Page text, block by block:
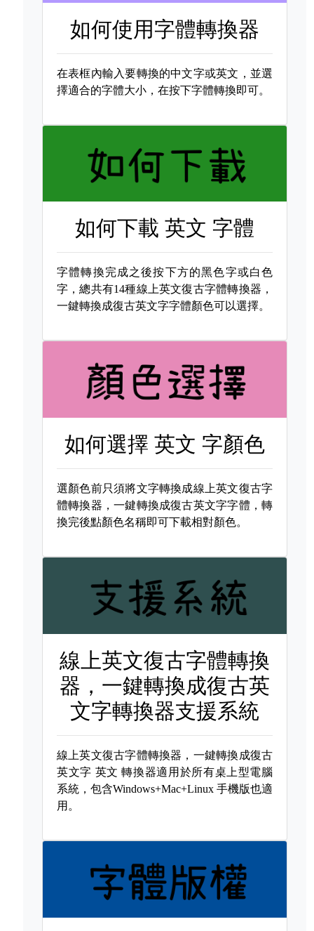
如何使用字體轉換器
在表框內輸入要轉換的中文字或英文，並選
擇適合的字體大小，在按下字體轉換即可。
如何下載英文 字體
字體轉換完成之後按下方的黑色字或白色
字，總共有14種線上英文復古字體轉換器，
一鍵轉換成復古英文字字體顏色可以選擇。
如何選擇英文 字顏色
選顏色前只須將文字轉換成線上英文復古字
體轉換器，一鍵轉換成復古英文字字體，轉
換完後點顏色名稱即可下載相對顏色。
線上英文復古字體轉換
器，一鍵轉換成復古英
文字轉換器支援系統
線上英文復古字體轉換器，一鍵轉換成復古
英文字 英文 轉換器適用於所有桌上型電腦
系統，包含Windows+Mac+Linux 手機版也適
用。